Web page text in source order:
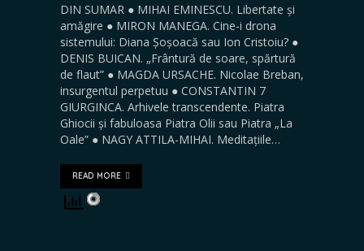
DIN SUMAR ● MIHAI EMINESCU. Libertate și
amăgire ● MIRON MANEGA. Cine-i drona
sistemului: Diana Șoșoacă sau Ion Cristoiu? ●
DENIS BUICAN. „Frântură de soare, spărtură
de flaut” ● MAGDA URSACHE. Nicolae Breban,
insurgentul perpetuu ● CONSTANTIN 7
GIURGINCA. Arhivele transcendente. Piatra
Ghiocii și fabuloasa Piatra Olii sau Piatra „La
Oale” ● NAGY ATTILA-MIHAI. Meditațiile…
READ MORE